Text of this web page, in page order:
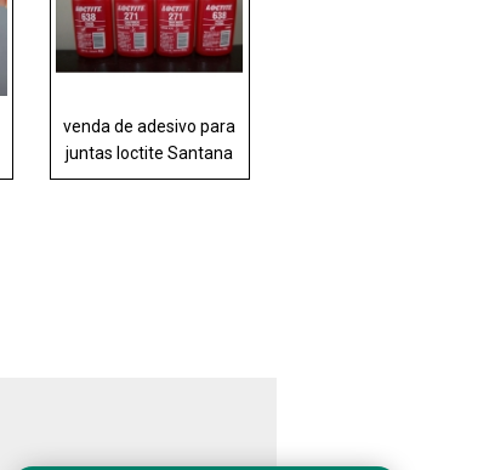
venda de adesivo para
juntas loctite Santana